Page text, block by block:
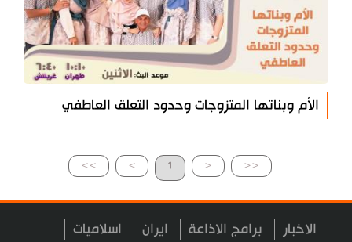
الأم وبناتها المتزوجات وحدود التعلق العاطفي
>> > 1 < <<
الاخبار برامج الاذاعة ايران اسلاميات